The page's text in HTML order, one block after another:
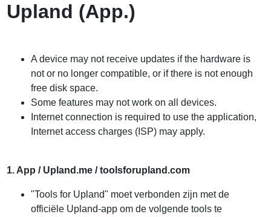
Upland (App.)
A device may not receive updates if the hardware is
not or no longer compatible, or if there is not enough
free disk space.
Some features may not work on all devices.
Internet connection is required to use the application,
Internet access charges (ISP) may apply.
1. App / Upland.me / toolsforupland.com
"Tools for Upland" moet verbonden zijn met de
officiële Upland-app om de volgende tools te